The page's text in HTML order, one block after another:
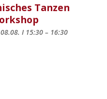
Tanzen
I 15:30 – 16:30